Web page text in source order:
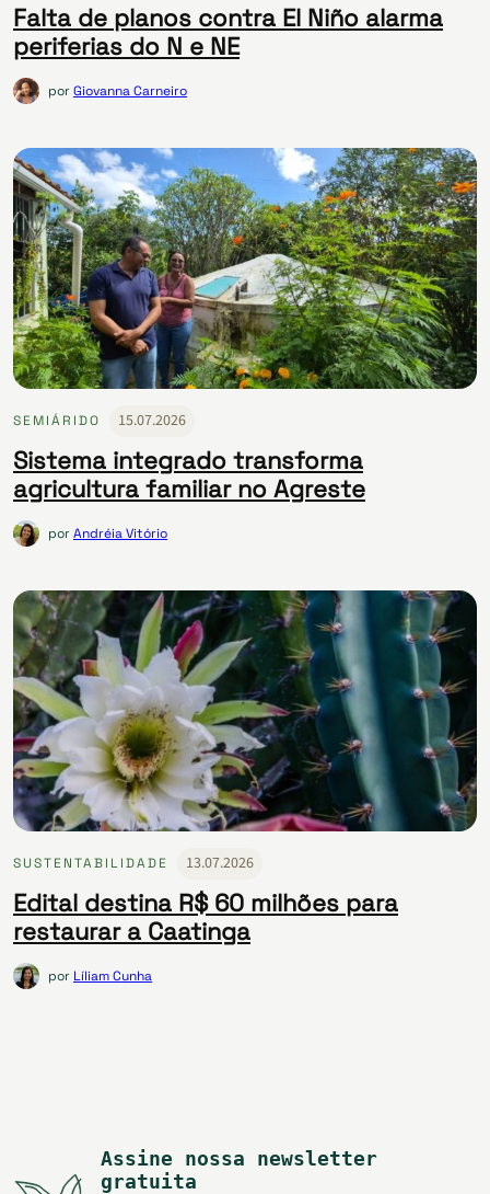
Falta de planos contra El Niño alarma
periferias do N e NE
porGiovanna Carneiro
SEMIÁRIDO 15.07.2026
Sistema integrado transforma
agricultura familiar no Agreste
porAndréia Vitório
SUSTENTABILIDADE 13.07.2026
Edital destina R$ 60 milhões para
restaurar a Caatinga
por Líliam Cunha
Assine nossa newsletter
gratuita